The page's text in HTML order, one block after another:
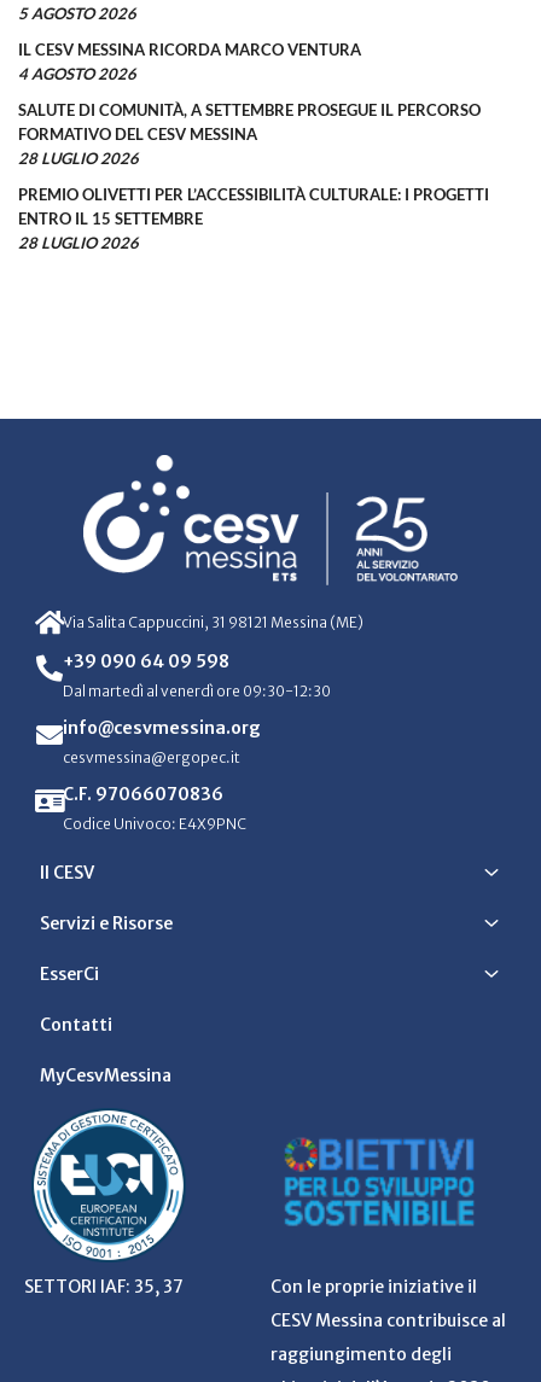
5 AGOSTO 2026
IL CESV MESSINA RICORDA MARCO VENTURA
4 AGOSTO 2026
SALUTE DI COMUNITÀ, A SETTEMBRE PROSEGUE IL PERCORSO
FORMATIVO DEL CESV MESSINA
28 LUGLIO 2026
PREMIO OLIVETTI PER L’ACCESSIBILITÀ CULTURALE: I PROGETTI
ENTRO IL 15 SETTEMBRE
28 LUGLIO 2026
Via Salita Cappuccini, 31 98121 Messina (ME)
+39 090 64 09 598
Dal martedì al venerdì ore 09:30-12:30
info@cesvmessina.org
cesvmessina@ergopec.it
C.F. 97066070836
Codice Univoco: E4X9PNC
Il CESV
Servizi e Risorse
EsserCi
Contatti
MyCesvMessina
SETTORI IAF: 35, 37
Con le proprie iniziative il
CESV Messina contribuisce al
raggiungimento degli